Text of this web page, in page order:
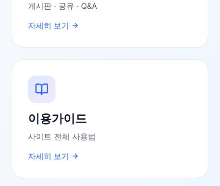
게시판 · 공유 · Q&A
자세히 보기
이용가이드
사이트 전체 사용법
자세히 보기